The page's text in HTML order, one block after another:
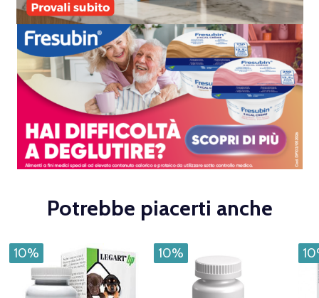
Potrebbe piacerti anche
10% 10%